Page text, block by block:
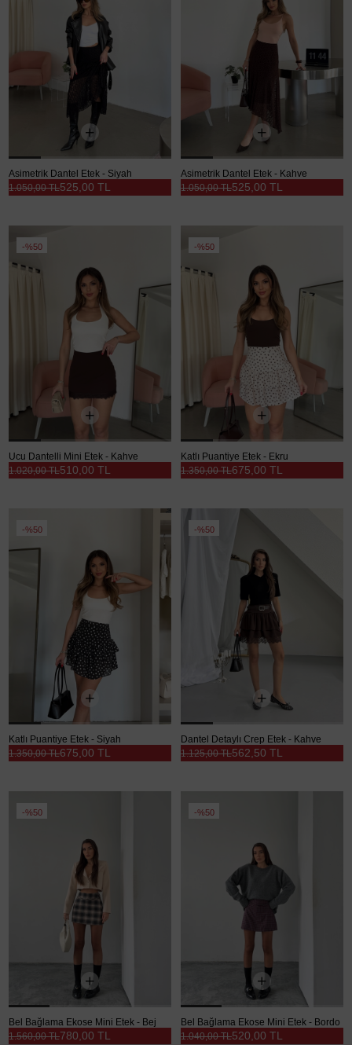
Asimetrik Dantel Etek - Siyah
525,00 TL
1.050,00 TL
Asimetrik Dantel Etek - Kahve
525,00 TL
1.050,00 TL
%50
Ucu Dantelli Mini Etek - Kahve
510,00 TL
1.020,00 TL
%50
Katlı Puantiye Etek - Ekru
675,00 TL
1.350,00 TL
%50
Katlı Puantiye Etek - Siyah
675,00 TL
1.350,00 TL
%50
Dantel Detaylı Crep Etek - Kahve
562,50 TL
1.125,00 TL
%50
Bel Bağlama Ekose Mini Etek - Bej
780,00 TL
1.560,00 TL
%50
Bel Bağlama Ekose Mini Etek - Bordo
520,00 TL
1.040,00 TL